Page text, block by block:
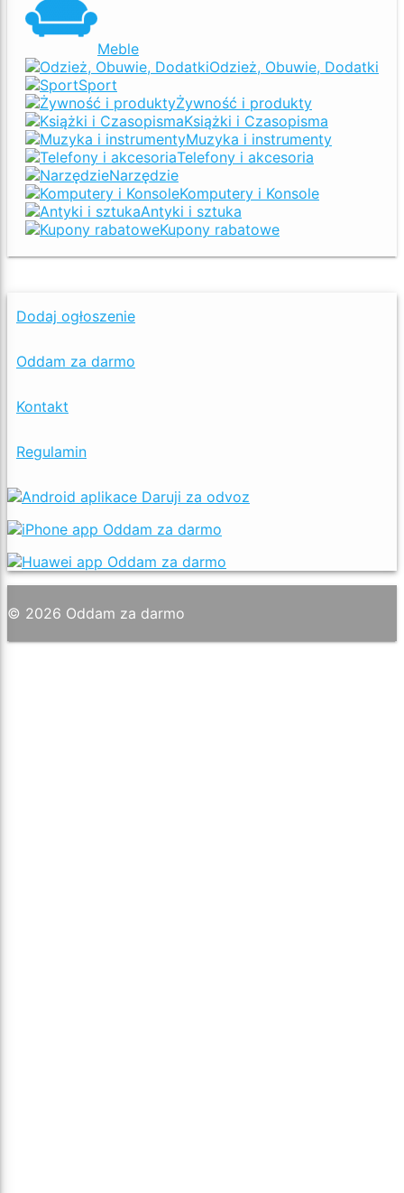
Meble
Odzież, Obuwie, Dodatki
Sport
Żywność i produkty
Książki i Czasopisma
Muzyka i instrumenty
Telefony i akcesoria
Narzędzie
Komputery i Konsole
Antyki i sztuka
Kupony rabatowe
Dodaj ogłoszenie
Oddam za darmo
Kontakt
Regulamin
© 2026 Oddam za darmo